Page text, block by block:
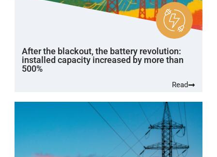
After the blackout, the battery revolution:
installed capacity increased by more than
500%
Read